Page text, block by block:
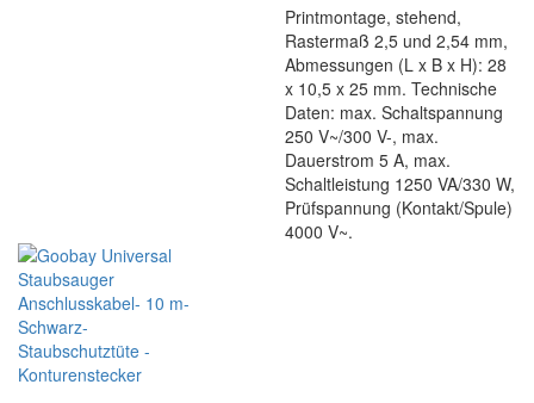
Printmontage, stehend,
Rastermaß 2,5 und 2,54 mm,
Abmessungen (L x B x H): 28
x 10,5 x 25 mm. Technische
Daten: max. Schaltspannung
250 V~/300 V-, max.
Dauerstrom 5 A, max.
Schaltleistung 1250 VA/330 W,
Prüfspannung (Kontakt/Spule)
4000 V~.